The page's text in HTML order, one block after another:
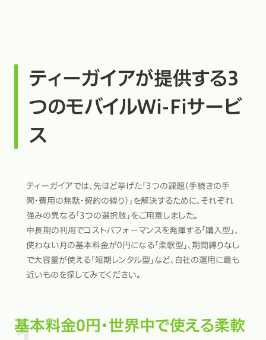
ティーガイアが提供する3
つのモバイルWi-Fiサービ
ス
ティーガイアでは、先ほど挙げた「3つの課題（手続きの手
間・費用の無駄・契約の縛り）」を解決するために、それぞれ
強みの異なる「3つの選択肢」をご用意しました。
中長期の利用でコストパフォーマンスを発揮する「購入型」、
使わない月の基本料金が0円になる「柔軟型」、期間縛りなし
で大容量が使える「短期レンタル型」など、自社の運用に最も
近いものを探してみてください。
基本料金0円・世界中で使える柔軟